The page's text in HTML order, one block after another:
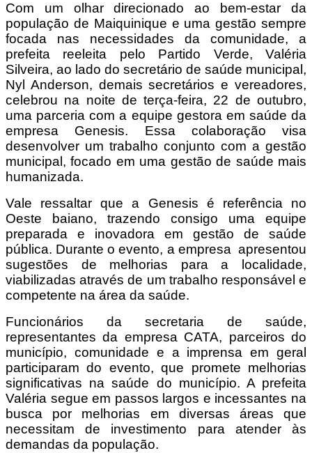
Com um olhar direcionado ao bem-estar da
população de Maiquinique e uma gestão sempre
focada nas necessidades da comunidade, a
prefeita reeleita pelo Partido Verde, Valéria
Silveira, ao lado do secretário de saúde municipal,
Nyl Anderson, demais secretários e vereadores,
celebrou na noite de terça-feira, 22 de outubro,
uma parceria com a equipe gestora em saúde da
empresa Genesis. Essa colaboração visa
desenvolver um trabalho conjunto com a gestão
municipal, focado em uma gestão de saúde mais
humanizada.
Vale ressaltar que a Genesis é referência no
Oeste baiano, trazendo consigo uma equipe
preparada e inovadora em gestão de saúde
pública. Durante o evento, a empresa apresentou
sugestões de melhorias para a localidade,
viabilizadas através de um trabalho responsável e
competente na área da saúde.
Funcionários da secretaria de saúde,
representantes da empresa CATA, parceiros do
município, comunidade e a imprensa em geral
participaram do evento, que promete melhorias
significativas na saúde do município. A prefeita
Valéria segue em passos largos e incessantes na
busca por melhorias em diversas áreas que
necessitam de investimento para atender às
demandas da população.